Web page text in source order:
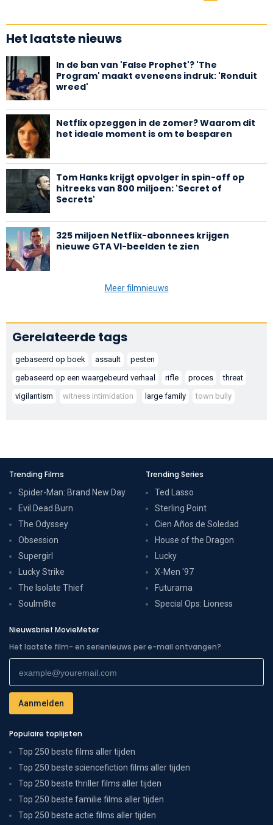
Het laatste nieuws
In de ban van 'False Prophet'? 'The
Program' maakt eveneens indruk: 'Ronduit
wreed'
Netflix opzeggen in de zomer? Waarom dit
het ideale moment is om te besparen
Tom Hanks krijgt opvolger in spin-off op
hitreeks van 800 miljoen: 'Secret of
Secrets'
325 miljoen Netflix-abonnees krijgen
nieuwe GTA VI-beelden te zien
Meer filmnieuws
Gerelateerde tags
gebaseerd op boek assault
pesten
gebaseerd op een waargebeurd verhaal
rifle proces
threat
vigilantism
witness intimidation large family town bully
Trending Films
Spider-Man: Brand New Day
Evil Dead Burn
The Odyssey
Obsession
Supergirl
Lucky Strike
The Isolate Thief
Soulm8te
Trending Series
Ted Lasso
Sterling Point
Cien Años de Soledad
House of the Dragon
Lucky
X-Men '97
Futurama
Special Ops: Lioness
Nieuwsbrief MovieMeter
Het laatste film- en serienieuws per e-mail ontvangen?
Populaire toplijsten
Top 250 beste films aller tijden
Top 250 beste sciencefiction films aller tijden
Top 250 beste thriller films aller tijden
Top 250 beste familie films aller tijden
Top 250 beste actie films aller tijden